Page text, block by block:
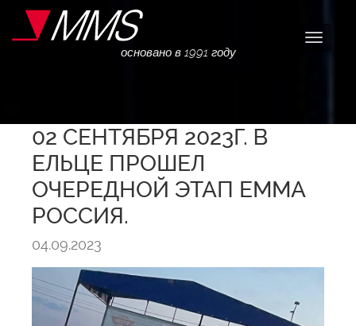
основано в 1991 году
02 СЕНТЯБРЯ 2023Г. В
ЕЛЬЦЕ ПРОШЕЛ
ОЧЕРЕДНОЙ ЭТАП EMMA
РОССИЯ.
04.09.2023